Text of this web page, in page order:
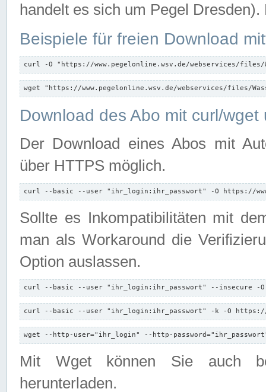
handelt es sich um Pegel
Beispiele für freien Download
curl -O "https://www.pegelonline.wsv.de/webservices/files/
wget "https://www.pegelonline.wsv.de/webservices/files/
Download des Abo mit curl/
Der Download eines Abos mit
über HTTPS möglich.
curl --basic --user "ihr_login:ihr_passwort" -O https://
Sollte es Inkompatibilitäten mit
man als Workaround die
Option auslassen.
curl --basic --user "ihr_login:ihr_passwort" --insecure -
curl --basic --user "ihr_login:ihr_passwort" -k -O https://
wget --http-user="ihr_login" --http-
Mit Wget können Sie auch
herunterladen.